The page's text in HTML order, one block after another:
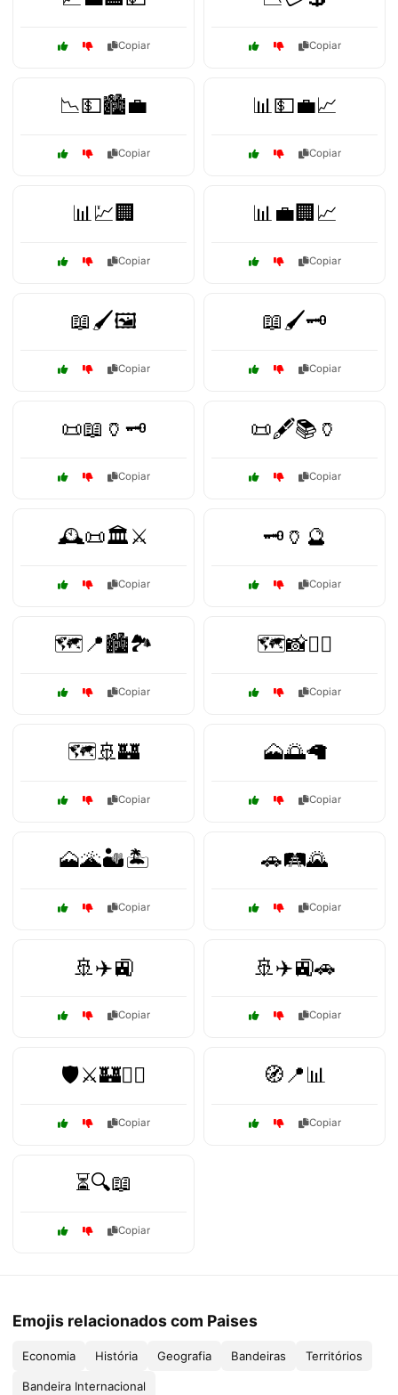
Copiar Copiar
📉💵🏙️💼
Copiar
📊💵💼📈
Copiar
📊💹🏢
Copiar
📊💼🏢📈
Copiar
📖🖌️🖼️
Copiar
📖🖌️🗝️
Copiar
📜📖🏺🗝️
Copiar
📜🖋️📚🏺
Copiar
🕰️📜🏛️⚔️
Copiar
🗝️🏺🔮
Copiar
🗺️📍🏙️🏞️
Copiar
🗺️📸🚶‍♀️
Copiar
🗺️🚢🏰
Copiar
🗻🌅🦙
Copiar
🗻🌋🏜️🏝️
Copiar
🚗🛤️🌄
Copiar
🚢✈️🚉
Copiar
🚢✈️🚉🚗
Copiar
🛡️⚔️🏰👨‍⚖️
Copiar
🧭📍📊
Copiar
⏳🔍📖
Copiar
Emojis relacionados com Paises
Economia História Geografia Bandeiras Territórios
Bandeira Internacional